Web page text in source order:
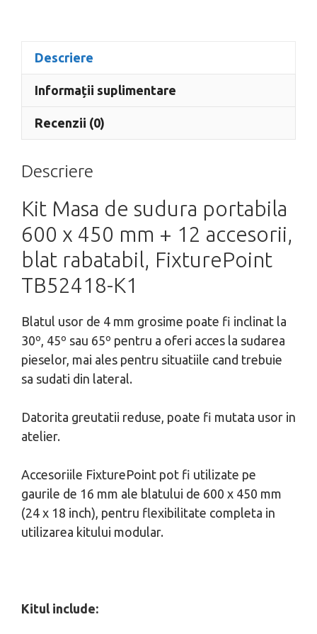
Descriere
Informații suplimentare
Recenzii (0)
Descriere
Kit Masa de sudura portabila
600 x 450 mm + 12 accesorii,
blat rabatabil, FixturePoint
TB52418-K1
Blatul usor de 4 mm grosime poate fi inclinat la
30º, 45º sau 65º pentru a oferi acces la sudarea
pieselor, mai ales pentru situatiile cand trebuie
sa sudati din lateral.
Datorita greutatii reduse, poate fi mutata usor in
atelier.
Accesoriile FixturePoint pot fi utilizate pe
gaurile de 16 mm ale blatului de 600 x 450 mm
(24 x 18 inch), pentru flexibilitate completa in
utilizarea kitului modular.
Kitul include: